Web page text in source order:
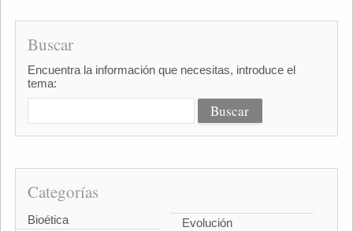
Buscar
Encuentra la información que necesitas, introduce el
tema:
Categorías
Bioética
Evolución